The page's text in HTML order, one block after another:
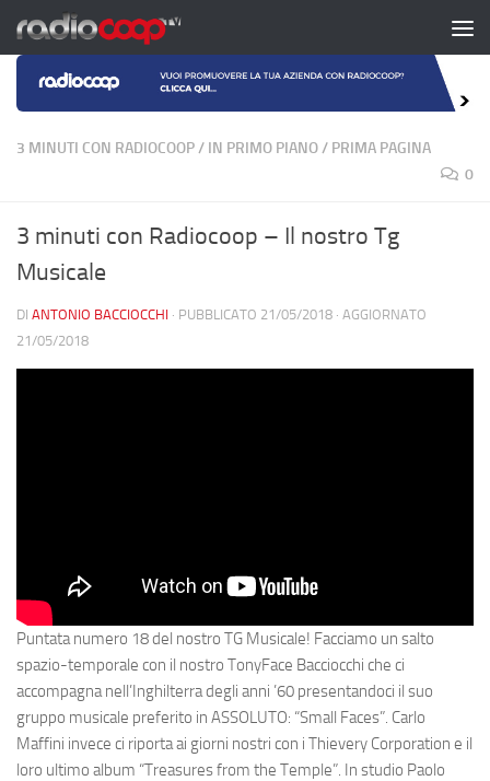
Salta al contenuto
3 MINUTI CON RADIOCOOP/ IN PRIMO PIANO/ PRIMA PAGINA
0
3 minuti con Radiocoop – Il nostro Tg
Musicale
DI ANTONIO BACCIOCCHI · PUBBLICATO 21/05/2018 · AGGIORNATO
21/05/2018
Puntata numero 18 del nostro TG Musicale! Facciamo un salto
spazio-temporale con il nostro TonyFace Bacciocchi che ci
accompagna nell’Inghilterra degli anni ’60 presentandoci il suo
gruppo musicale preferito in ASSOLUTO: “Small Faces”. Carlo
Maffini invece ci riporta ai giorni nostri con i Thievery Corporation e il
loro ultimo album “Treasures from the Temple”. In studio Paolo